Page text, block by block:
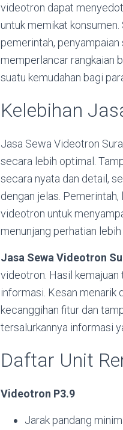
videotron dapat
untuk memikat
pemerintah,
memperlancar rangkaian
suatu kemudahan bagi
Kelebihan
Jasa Sewa Videotron
secara lebih optimal.
secara nyata dan detail,
dengan jelas.
videotron untuk
menunjang perhatian lebih
Jasa Sewa Videotron
videotron. Hasil
informasi. Kesan menarik
kecanggihan fitur dan
tersalurkannya informasi
Daftar Unit
Videotron P3.9
Jarak pandang